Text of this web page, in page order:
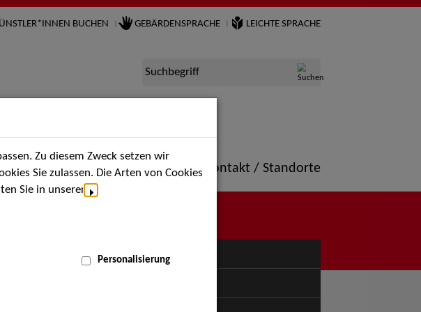
BUCHEN GEBÄRDENSPRACHE LEICHTE SPRACHE
Suchbegriff
Aktuelles Termine Portfolio Kontakt / Standorte
MENÜ
Zu diesem Zweck setzen wir
Sie zulassen. Die Arten von Cookies
Sie in unserer
Personalisierung